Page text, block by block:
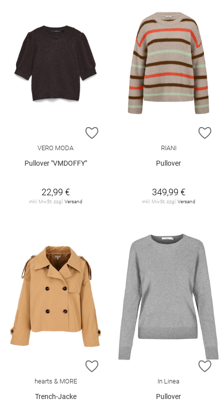
ZUR WUNSCHLISTE HINZUFÜGEN
VERO MODA
Pullover "VMDOFFY"
22,99 €
inkl. MwSt. zzgl.Versand
RIANI
Pullover
349,99 €
inkl. MwSt. zzgl.Versand
ZUR WUNSCHLISTE HINZUFÜGEN
hearts & MORE
Trench-Jacke
In Linea
Pullover